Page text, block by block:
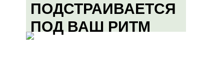
ПОДСТРАИВАЕТСЯ
ПОД ВАШ РИТМ